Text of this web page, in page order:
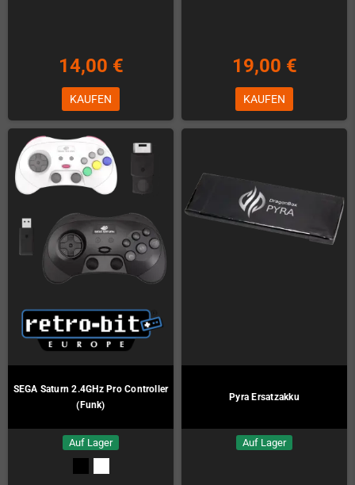
14,00 €
KAUFEN
19,00 €
KAUFEN
SEGA Saturn 2.4GHz Pro Controller
(Funk)
Auf Lager
Pyra Ersatzakku
Auf Lager